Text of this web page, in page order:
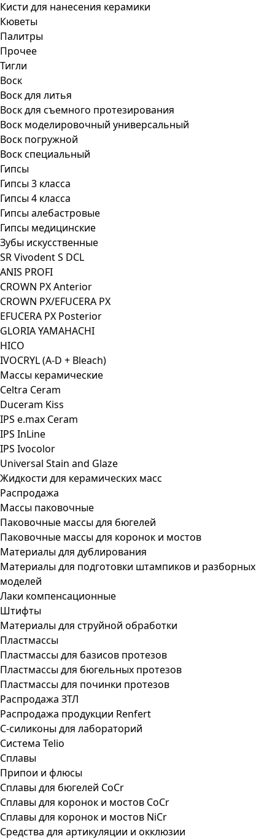
Кисти для нанесения керамики
Кюветы
Палитры
Прочее
Тигли
Воск
Воск для литья
Воск для съемного протезирования
Воск моделировочный универсальный
Воск погружной
Воск специальный
Гипсы
Гипсы 3 класса
Гипсы 4 класса
Гипсы алебастровые
Гипсы медицинские
Зубы искусственные
SR Vivodent S DCL
ANIS PROFI
CROWN PX Anterior
CROWN PX/EFUCERA PX
EFUCERA PX Posterior
GLORIA YAMAHACHI
HICO
IVOCRYL (A-D + Bleach)
Массы керамические
Celtra Ceram
Duceram Kiss
IPS e.max Ceram
IPS InLine
IPS Ivocolor
Universal Stain and Glaze
Жидкости для керамических масс
Распродажа
Массы паковочные
Паковочные массы для бюгелей
Паковочные массы для коронок и мостов
Материалы для дублирования
Материалы для подготовки штампиков и разборных
моделей
Лаки компенсационные
Штифты
Материалы для струйной обработки
Пластмассы
Пластмассы для базисов протезов
Пластмассы для бюгельных протезов
Пластмассы для починки протезов
Распродажа ЗТЛ
Распродажа продукции Renfert
С-силиконы для лабораторий
Система Telio
Сплавы
Припои и флюсы
Сплавы для бюгелей CoCr
Сплавы для коронок и мостов CoCr
Сплавы для коронок и мостов NiCr
Средства для артикуляции и окклюзии